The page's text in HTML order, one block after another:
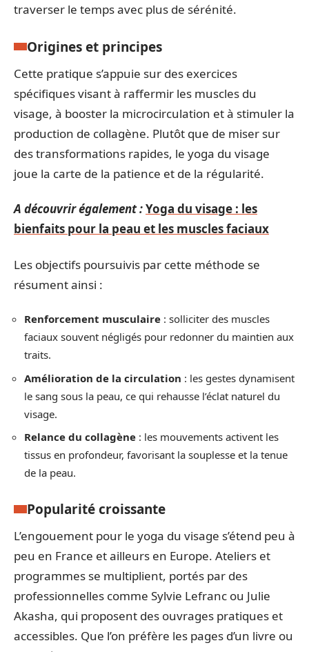
traverser le temps avec plus de sérénité.
Origines et principes
Cette pratique s’appuie sur des exercices
spécifiques visant à raffermir les muscles du
visage, à booster la microcirculation et à stimuler la
production de collagène. Plutôt que de miser sur
des transformations rapides, le yoga du visage
joue la carte de la patience et de la régularité.
A découvrir également :Yoga du visage : les
bienfaits pour la peau et les muscles faciaux
Les objectifs poursuivis par cette méthode se
résument ainsi :
Renforcement musculaire : solliciter des muscles
faciaux souvent négligés pour redonner du maintien aux
traits.
Amélioration de la circulation : les gestes dynamisent
le sang sous la peau, ce qui rehausse l’éclat naturel du
visage.
Relance du collagène : les mouvements activent les
tissus en profondeur, favorisant la souplesse et la tenue
de la peau.
Popularité croissante
L’engouement pour le yoga du visage s’étend peu à
peu en France et ailleurs en Europe. Ateliers et
programmes se multiplient, portés par des
professionnelles comme Sylvie Lefranc ou Julie
Akasha, qui proposent des ouvrages pratiques et
accessibles. Que l’on préfère les pages d’un livre ou